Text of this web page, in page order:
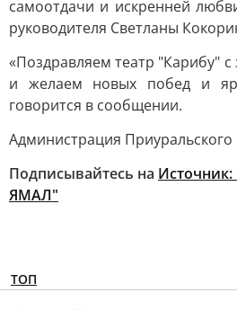
самоотдачи и искренней
руководителя Светланы
«Поздравляем театр "Карибу"
и желаем новых побед и
говорится в сообщении.
Администрация Приуральского
Подписывайтесь на Источник:
ЯМАЛ"
ТОП